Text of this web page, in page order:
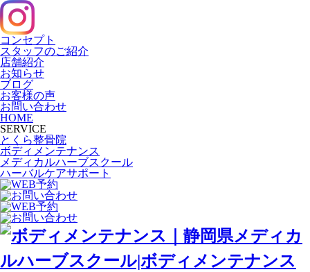
コンセプト
スタッフのご紹介
店舗紹介
お知らせ
ブログ
お客様の声
お問い合わせ
HOME
SERVICE
とくら整骨院
ボディメンテナンス
メディカルハーブスクール
ハーバルケアサポート